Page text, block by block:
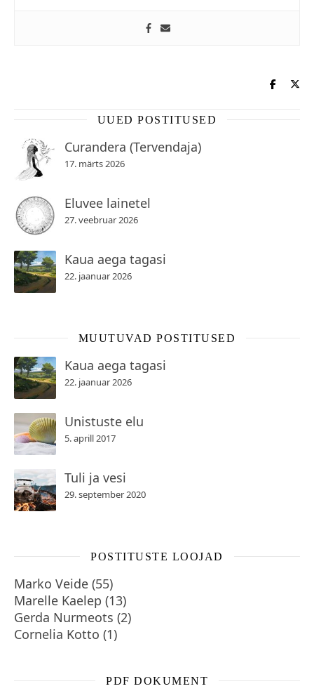
UUED POSTITUSED
Curandera (Tervendaja)
17. märts 2026
Eluvee lainetel
27. veebruar 2026
Kaua aega tagasi
22. jaanuar 2026
MUUTUVAD POSTITUSED
Kaua aega tagasi
22. jaanuar 2026
Unistuste elu
5. aprill 2017
Tuli ja vesi
29. september 2020
POSTITUSTE LOOJAD
Marko Veide (55)
Marelle Kaelep (13)
Gerda Nurmeots (2)
Cornelia Kotto (1)
PDF DOKUMENT